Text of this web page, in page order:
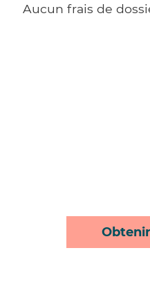
Aucun frais de